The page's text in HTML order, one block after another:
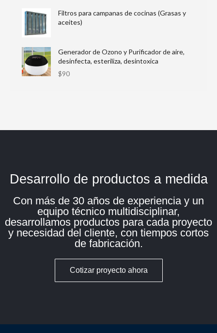
Filtros para campanas de cocinas (Grasas y
aceites)
Generador de Ozono y Purificador de aire,
desinfecta, esteriliza, desintoxica
$90
Desarrollo de productos a medida
Con más de 30 años de experiencia y un
equipo técnico multidisciplinar,
desarrollamos productos para cada proyecto
y necesidad del cliente, con tiempos cortos
de fabricación.
Cotizar proyecto ahora